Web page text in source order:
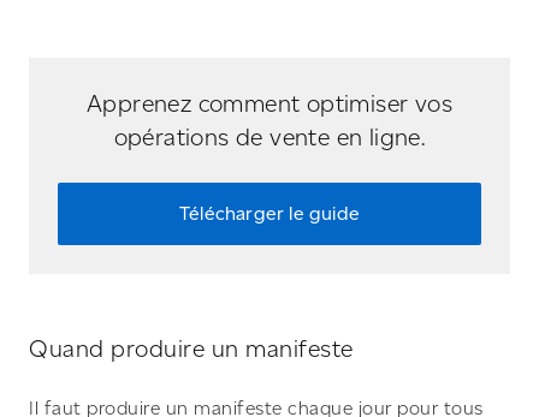
Apprenez comment optimiser vos
opérations de vente en ligne.
Télécharger le guide
Quand produire un manifeste
Il faut produire un manifeste chaque jour pour tous